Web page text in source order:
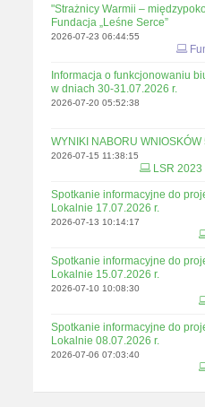
"Strażnicy Warmii –
Fundacja „Leśne Serce”
2026-07-23 06:44:55
Informacja o funkcjonowaniu
w dniach 30-31.07.2026 r.
2026-07-20 05:52:38
WYNIKI NABORU WNIOSKÓW
2026-07-15 11:38:15
LSR
Spotkanie informacyjne do
Lokalnie 17.07.2026 r.
2026-07-13 10:14:17
Spotkanie informacyjne do
Lokalnie 15.07.2026 r.
2026-07-10 10:08:30
Spotkanie informacyjne do
Lokalnie 08.07.2026 r.
2026-07-06 07:03:40